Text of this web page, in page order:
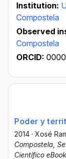
Institution:
Compostela
Observed
Compostela
ORCID:
Poder y
2014 · Xosé
Compostela,
Científico